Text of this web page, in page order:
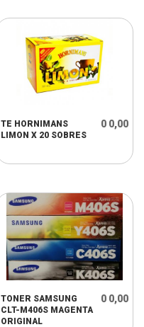
TE HORNIMANS
LIMON X 20 SOBRES
0 0,00
TONER SAMSUNG
CLT-M406S MAGENTA
ORIGINAL
0 0,00